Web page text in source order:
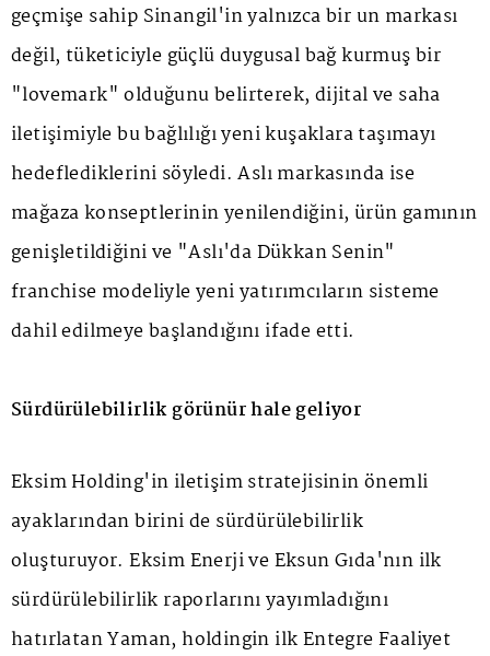
geçmişe sahip Sinangil'in yalnızca bir un markası
değil, tüketiciyle güçlü duygusal bağ kurmuş bir
"lovemark" olduğunu belirterek, dijital ve saha
iletişimiyle bu bağlılığı yeni kuşaklara taşımayı
hedeflediklerini söyledi. Aslı markasında ise
mağaza konseptlerinin yenilendiğini, ürün gamının
genişletildiğini ve "Aslı'da Dükkan Senin"
franchise modeliyle yeni yatırımcıların sisteme
dahil edilmeye başlandığını ifade etti.
Sürdürülebilirlik görünür hale geliyor
Eksim Holding'in iletişim stratejisinin önemli
ayaklarından birini de sürdürülebilirlik
oluşturuyor. Eksim Enerji ve Eksun Gıda'nın ilk
sürdürülebilirlik raporlarını yayımladığını
hatırlatan Yaman, holdingin ilk Entegre Faaliyet